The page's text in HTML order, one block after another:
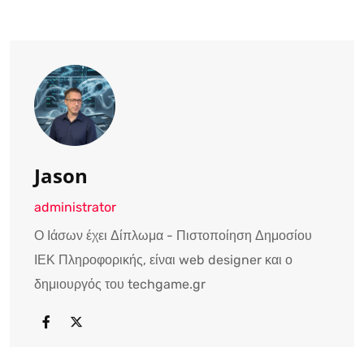
Jason
administrator
Ο Ιάσων έχει Δίπλωμα - Πιστοποίηση Δημοσίου
ΙΕΚ Πληροφορικής, είναι web designer και ο
δημιουργός του techgame.gr